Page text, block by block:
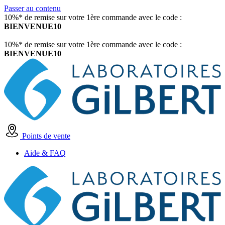
Passer au contenu
10%* de remise sur votre 1ère commande avec le code :
BIENVENUE10
10%* de remise sur votre 1ère commande avec le code :
BIENVENUE10
Points de vente
Aide & FAQ